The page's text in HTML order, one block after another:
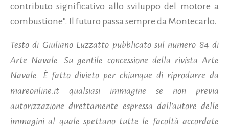
contributo significativo allo sviluppo del motore a
combustione". Il futuro passa sempre da Montecarlo.
Testo di Giuliano Luzzatto pubblicato sulnumero 84 di
Arte Navale. Su gentile concessione della rivista Arte
Navale. È fatto divieto per chiunque di riprodurre da
mareonline.it qualsiasi immagine se non previa
autorizzazione direttamente espressa dall'autore delle
immagini al quale spettano tutte le facoltà accordate